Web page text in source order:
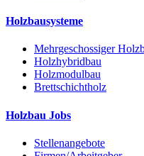
Holzbausysteme
Mehrgeschossiger
Holzhybridbau
Holzmodulbau
Brettschichtholz
Holzbau Jobs
Stellenangebote